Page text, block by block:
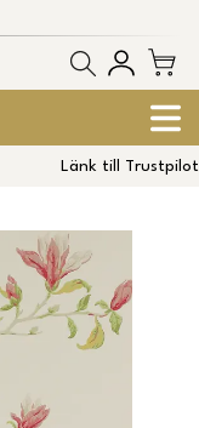
Länk till Trustpilot